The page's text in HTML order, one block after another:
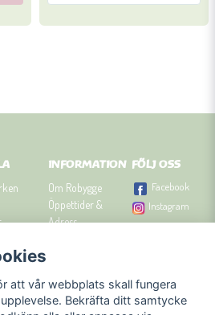
INFORMATION
Om Robygge
Öppettider &
Adress
Kontakta oss
Nyhetsbrev
FÖLJ OSS
Facebook
Instagram
att vår webbplats skall fungera
Bekräfta ditt samtycke